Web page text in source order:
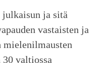
ja sitä
vastaisten ja
30 valtiossa